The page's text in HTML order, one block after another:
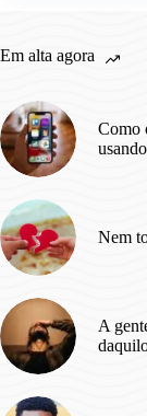
Certo.
Em alta agora
Como
Nem
A